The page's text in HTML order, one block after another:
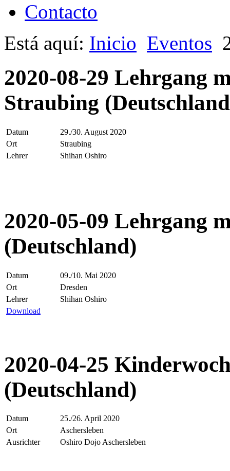
Contacto
Está aquí: Inicio Eventos
2020-08-29 Lehrgang
Straubing
Datum
29./30. August 2020
Ort
Straubing
Lehrer
Shihan Oshiro
2020-05-09 Lehrgang
(Deutschland)
Datum
09./10. Mai 2020
Ort
Dresden
Lehrer
Shihan Oshiro
Download
2020-04-25
(Deutschland)
Datum
25./26. April 2020
Ort
Aschersleben
Ausrichter
Oshiro Dojo Aschersleben